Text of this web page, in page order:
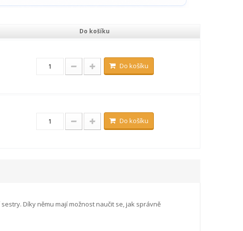
Do košíku
Do košíku
Do košíku
Díky němu mají možnost naučit se, jak správně